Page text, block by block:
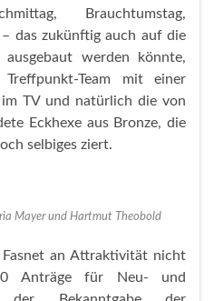
Brauchtumstag,
das zukünftig auch auf die
ausgebaut werden könnte,
Team mit einer
TV und natürlich die von
Eckhexe aus Bronze, die
selbiges ziert.
Mayer und Hartmut Theobold
Fasnet an Attraktivität nicht
Anträge für Neu- und